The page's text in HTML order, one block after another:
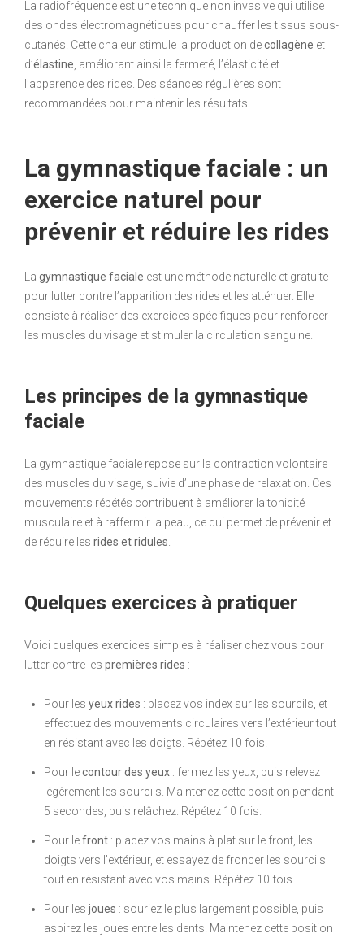
La radiofréquence est une technique non invasive qui utilise
des ondes électromagnétiques pour chauffer les tissus sous-
cutanés. Cette chaleur stimule la production decollagène et
d’élastine , améliorant ainsi la fermeté, l’élasticité et
l’apparence des rides. Des séances régulières sont
recommandées pour maintenir les résultats.
La gymnastique faciale : un
exercice naturel pour
prévenir et réduire les rides
La gymnastique faciale est une méthode naturelle et gratuite
pour lutter contre l’apparition des rides et les atténuer. Elle
consiste à réaliser des exercices spécifiques pour renforcer
les muscles du visage et stimuler la circulation sanguine.
Les principes de la gymnastique
faciale
La gymnastique faciale repose sur la contraction volontaire
des muscles du visage, suivie d’une phase de relaxation. Ces
mouvements répétés contribuent à améliorer la tonicité
musculaire et à raffermir la peau, ce qui permet de prévenir et
de réduire les rides et ridules
Quelques exercices à pratiquer
Voici quelques exercices simples à réaliser chez vous pour
lutter contre les premières rides :
Pour les yeux rides : placez vos index sur les sourcils, et
effectuez des mouvements circulaires vers l’extérieur tout
en résistant avec les doigts. Répétez 10 fois.
Pour lecontour des yeux : fermez les yeux, puis relevez
légèrement les sourcils. Maintenez cette position pendant
5 secondes, puis relâchez. Répétez 10 fois.
Pour lefront : placez vos mains à plat sur le front, les
doigts vers l’extérieur, et essayez de froncer les sourcils
tout en résistant avec vos mains. Répétez 10 fois.
Pour les joues : souriez le plus largement possible, puis
aspirez les joues entre les dents. Maintenez cette position